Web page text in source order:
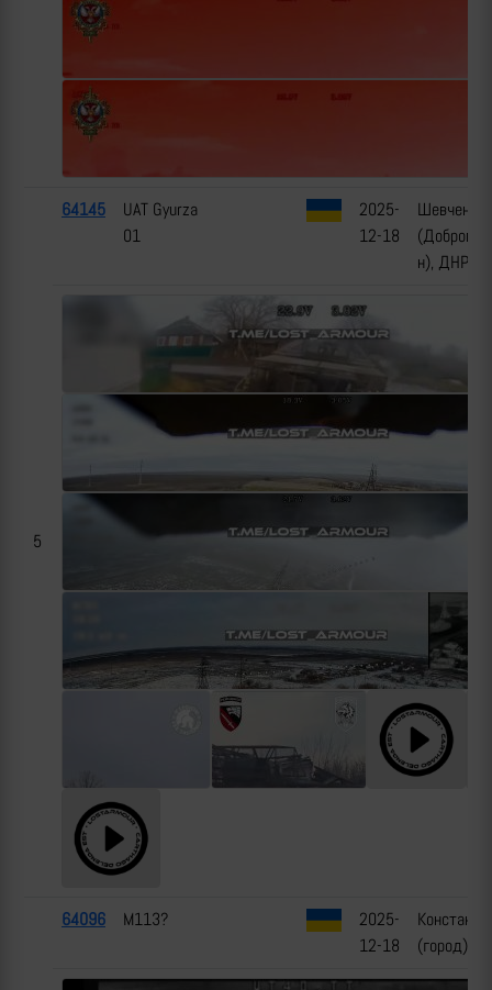
5
64145
UAT Gyurza
01
2025-
12-18
Шевченко
н), ДНР
64096 M113?
2025-
12-18
(город),